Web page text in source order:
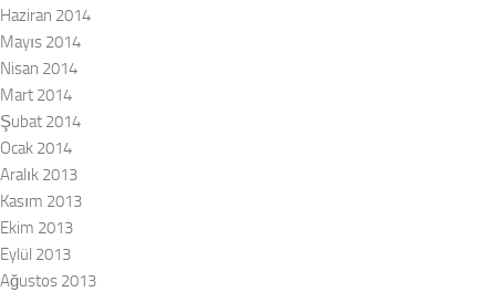
Haziran 2014
Mayıs 2014
Nisan 2014
Mart 2014
Şubat 2014
Ocak 2014
Aralık 2013
Kasım 2013
Ekim 2013
Eylül 2013
Ağustos 2013